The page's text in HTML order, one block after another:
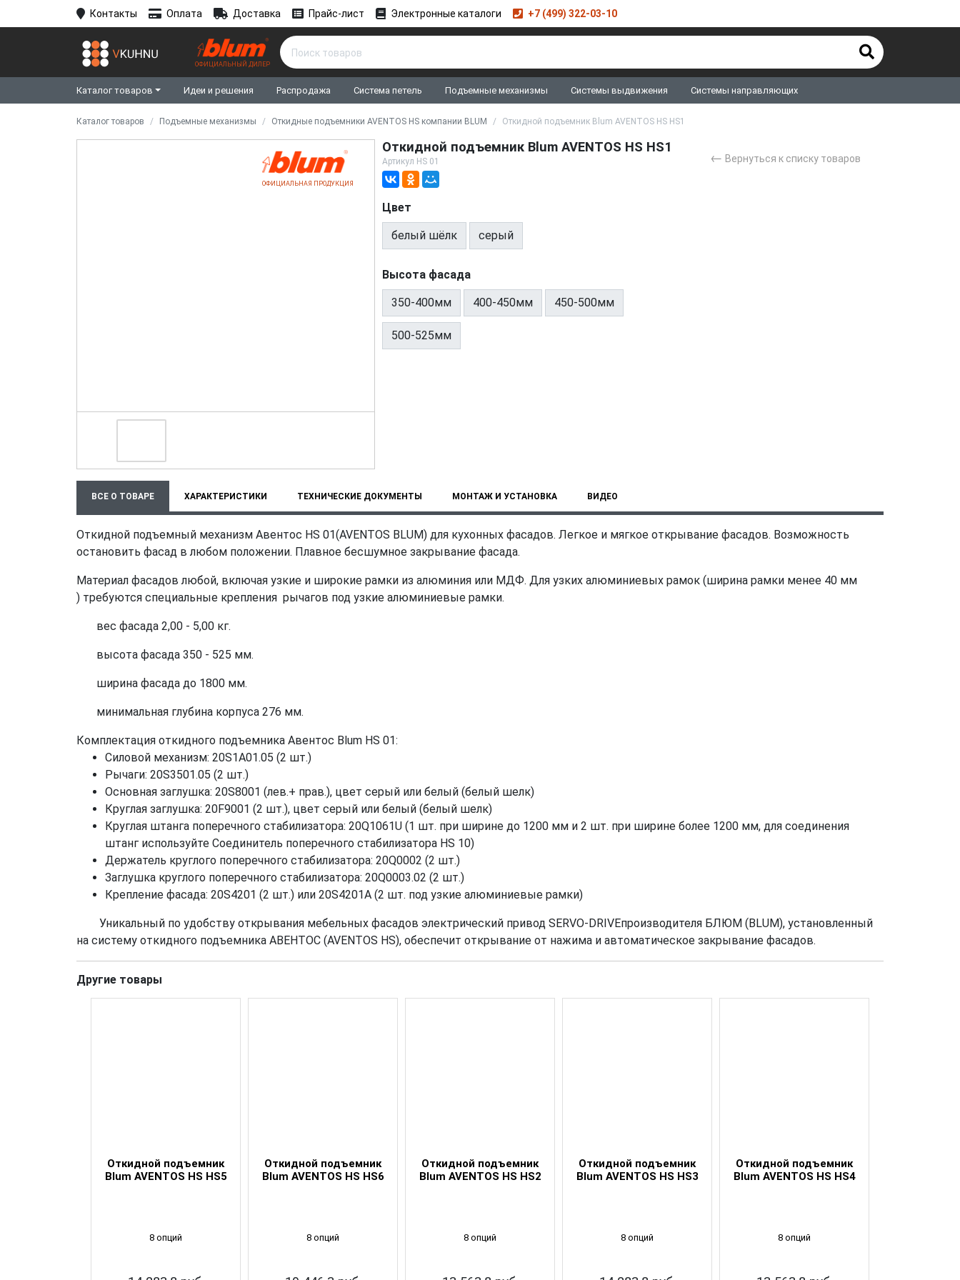
Контакты Оплата Доставка Прайс-лист Электронные каталоги +7 (499) 322-03-10
ОФИЦИАЛЬНЫЙ ДИЛЕР
Каталог товаров Идеи и решения Распродажа Система петель Подъемные механизмы Системы выдвижения Системы направляющих
Каталог товаров Подъемные механизмы Откидные подъемники AVENTOS HS компании BLUM Откидной подъемник Blum AVENTOS HS HS1
ОФИЦИАЛЬНАЯ ПРОДУКЦИЯ
Откидной подъемник Blum AVENTOS HS HS1
Артикул HS 01
Цвет
белый шёлк серый
Высота фасада
350-400мм 400-450мм 450-500мм
500-525мм
← Вернуться к списку товаров
ВСЕ О ТОВАРЕ ХАРАКТЕРИСТИКИ ТЕХНИЧЕСКИЕ ДОКУМЕНТЫ МОНТАЖ И УСТАНОВКА ВИДЕО
Откидной подъемный механизм Авентос HS 01(AVENTOS BLUM) для кухонных фасадов. Легкое и мягкое открывание фасадов. Возможность
остановить фасад в любом положении. Плавное бесшумное закрывание фасада.
Материал фасадов любой, включая узкие и широкие рамки из алюминия или МДФ. Для узких алюминиевых рамок (ширина рамки менее 40 мм
) требуются специальные крепления рычагов под узкие алюминиевые рамки.
вес фасада 2,00 - 5,00 кг.
высота фасада 350 - 525 мм.
ширина фасада до 1800 мм.
минимальная глубина корпуса 276 мм.
Комплектация откидного подъемника Авентос Blum HS 01:
Силовой механизм: 20S1A01.05 (2 шт.)
Рычаги: 20S3501.05 (2 шт.)
Основная заглушка: 20S8001 (лев.+ прав.), цвет серый или белый (белый шелк)
Круглая заглушка: 20F9001 (2 шт.), цвет серый или белый (белый шелк)
Круглая штанга поперечного стабилизатора: 20Q1061U (1 шт. при ширине до 1200 мм и 2 шт. при ширине более 1200 мм, для соединения
штанг используйте Соединитель поперечного стабилизатора HS 10)
Держатель круглого поперечного стабилизатора: 20Q0002 (2 шт.)
Заглушка круглого поперечного стабилизатора: 20Q0003.02 (2 шт.)
Крепление фасада: 20S4201 (2 шт.) или 20S4201А (2 шт. под узкие алюминиевые рамки)
Уникальный по удобству открывания мебельных фасадов электрический привод SERVO-DRIVEпроизводителя БЛЮМ (BLUM), установленный
на систему откидного подъемника АВЕНТОС (AVENTOS HS), обеспечит открывание от нажима и автоматическое закрывание фасадов.
Другие товары
Откидной подъемник
Blum AVENTOS HS HS5
8 опций
Откидной подъемник
Blum AVENTOS HS HS6
8 опций
Откидной подъемник
Blum AVENTOS HS HS2
8 опций
Откидной подъемник
Blum AVENTOS HS HS3
8 опций
Откидной подъемник
Blum AVENTOS HS HS4
8 опций